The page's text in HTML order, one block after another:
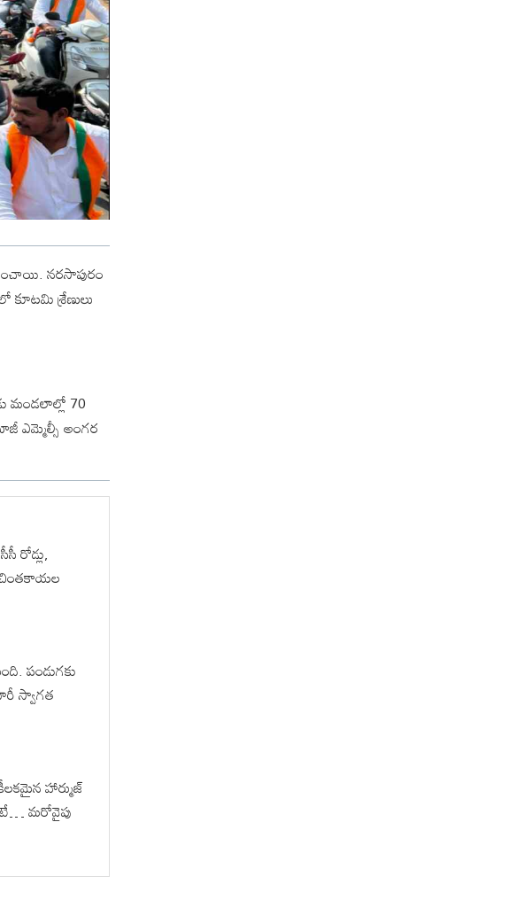
నరసాపురం
కూటమి శ్రేణులు
మండలాల్లో 70
ఎమ్మెల్సీ అంగర
రోడ్లు,
చింతకాయల
పండుగకు
స్వాగత
హార్ముజ్
మరోవైపు